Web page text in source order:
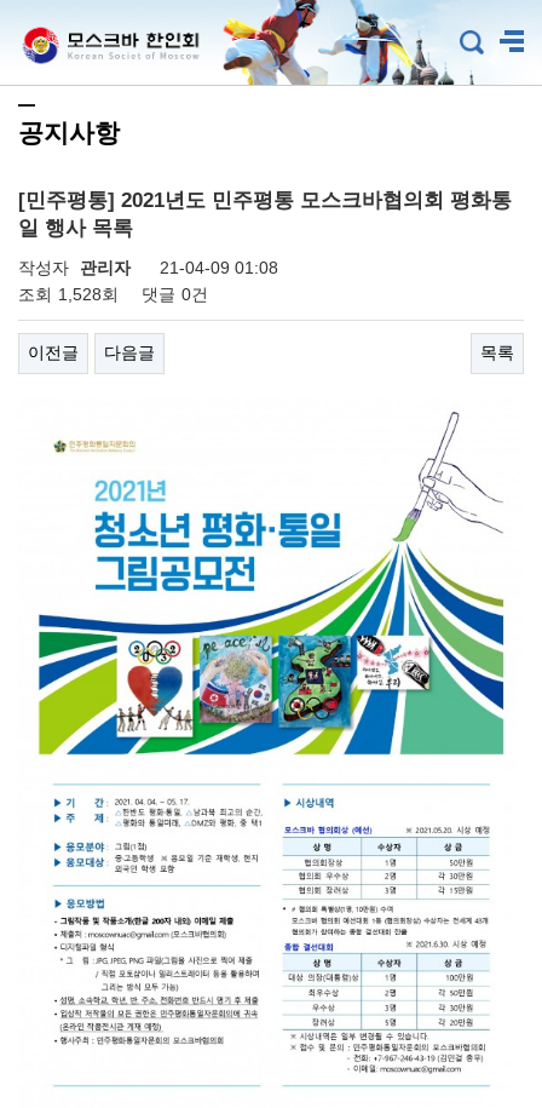
공지사항
[민주평통] 2021년도 민주평통 모스크바협의회 평화통
일 행사 목록
작성자 관리자
21-04-09 01:08
조회 1,528회 댓글 0건
이전글 다음글 목록